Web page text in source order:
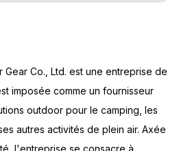
Gear Co., Ltd. est une entreprise de
imposée comme un fournisseur
outdoor pour le camping, les
autres activités de plein air. Axée
l'entreprise se consacre à